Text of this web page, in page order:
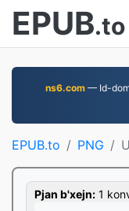
EPUB.to
ns6.com — Id-
EPUB.to PNG
Pjan b'xejn: 1